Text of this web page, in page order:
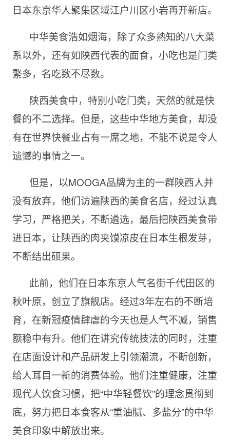
日本东京华人聚集区域江户川区小岩再开新店。
中华美食浩如烟海，除了众多熟知的八大菜
系以外，还有如陕西代表的面食，小吃也是门类
繁多，名吃数不尽数。
陕西美食中，特别小吃门类，天然的就是快
餐的不二选择。但是，这些中华地方美食，却没
有在世界快餐业占有一席之地，不能不说是令人
遗憾的事情之一。
但是，以MOOGA品牌为主的一群陕西人并
没有放弃，他们访遍陕西的美食名店，经过认真
学习，严格把关，不断遴选，最后把陕西美食带
进日本，让陕西的肉夹馍凉皮在日本生根发芽，
不断结出硕果。
此前，他们在日本东京人气名街千代田区的
秋叶原，创立了旗舰店。经过3年左右的不断培
育，在新冠疫情肆虐的今天也是人气不减，销售
额稳中有升。他们在讲究传统技法的同时，注重
在店面设计和产品研发上引领潮流，不断创新，
给人耳目一新的消费体验。他们注重健康，注重
现代人饮食习惯，把“中华轻餐饮”的理念贯彻到
底，努力把日本食客从“重油腻、多盐分”的中华
美食印象中解放出来。